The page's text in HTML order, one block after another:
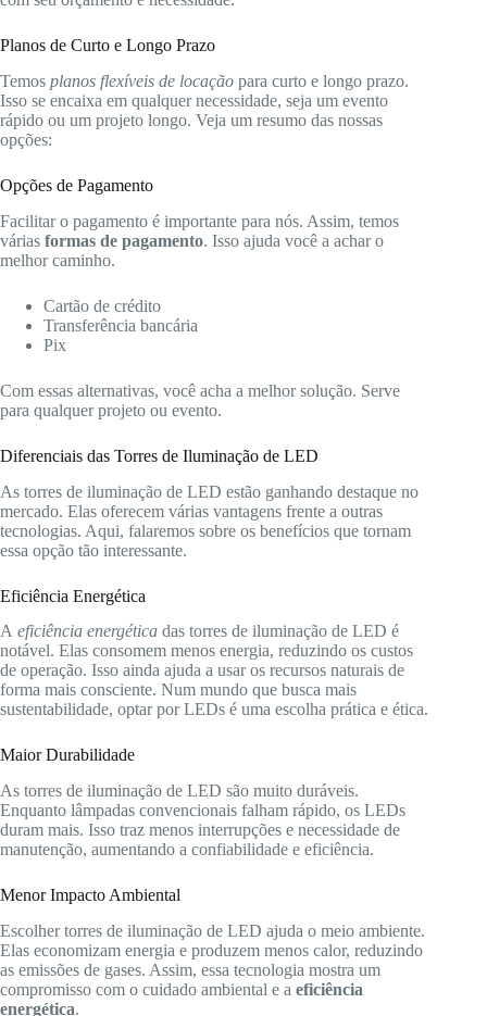
Planos de Curto e Longo Prazo
Temos planos flexíveis de locação para curto e longo prazo.
Isso se encaixa em qualquer necessidade, seja um evento
rápido ou um projeto longo. Veja um resumo das nossas
opções:
Opções de Pagamento
Facilitar o pagamento é importante para nós. Assim, temos
várias formas de pagamento. Isso ajuda você a achar o
melhor caminho.
Cartão de crédito
Transferência bancária
Pix
Com essas alternativas, você acha a melhor solução. Serve
para qualquer projeto ou evento.
Diferenciais das Torres de Iluminação de LED
As torres de iluminação de LED estão ganhando destaque no
mercado. Elas oferecem várias vantagens frente a outras
tecnologias. Aqui, falaremos sobre os benefícios que tornam
essa opção tão interessante.
Eficiência Energética
A eficiência energética das torres de iluminação de LED é
notável. Elas consomem menos energia, reduzindo os custos
de operação. Isso ainda ajuda a usar os recursos naturais de
forma mais consciente. Num mundo que busca mais
sustentabilidade, optar por LEDs é uma escolha prática e ética.
Maior Durabilidade
As torres de iluminação de LED são muito duráveis.
Enquanto lâmpadas convencionais falham rápido, os LEDs
duram mais. Isso traz menos interrupções e necessidade de
manutenção, aumentando a confiabilidade e eficiência.
Menor Impacto Ambiental
Escolher torres de iluminação de LED ajuda o meio ambiente.
Elas economizam energia e produzem menos calor, reduzindo
as emissões de gases. Assim, essa tecnologia mostra um
compromisso com o cuidado ambiental e a eficiência
energética.